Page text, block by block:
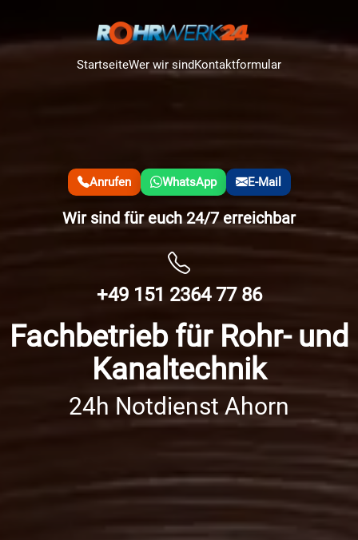
StartseiteWer wir sindKontaktformular
Anrufen WhatsApp E-Mail
Wir sind für euch 24/7 erreichbar
+49 151 2364 77 86
Fachbetrieb für Rohr- und
Kanaltechnik
24h Notdienst Ahorn